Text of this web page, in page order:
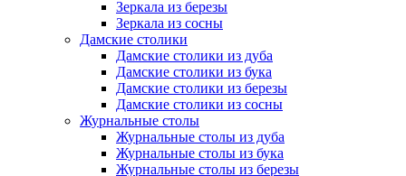
Зеркала из березы
Зеркала из сосны
Дамские столики
Дамские столики из дуба
Дамские столики из бука
Дамские столики из березы
Дамские столики из сосны
Журнальные столы
Журнальные столы из дуба
Журнальные столы из бука
Журнальные столы из березы